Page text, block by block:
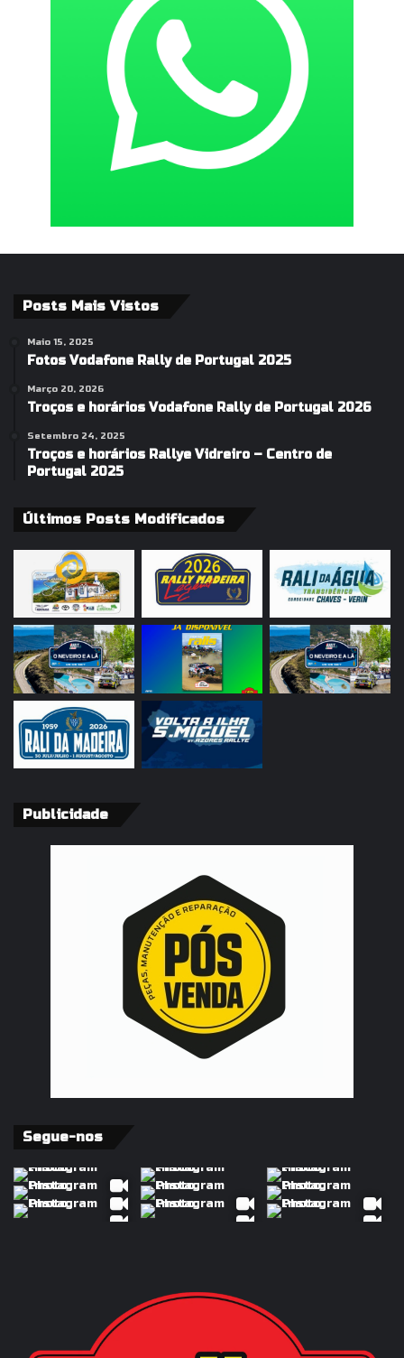
Posts Mais Vistos
Maio 15, 2025
Fotos Vodafone Rally de Portugal 2025
Março 20, 2026
Troços e horários Vodafone Rally de Portugal 2026
Setembro 24, 2025
Troços e horários Rallye Vidreiro – Centro de
Portugal 2025
Últimos Posts Modificados
Publicidade
Segue-nos